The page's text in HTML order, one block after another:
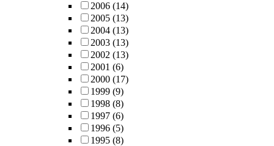
2006 (14)
2005 (13)
2004 (13)
2003 (13)
2002 (13)
2001 (6)
2000 (17)
1999 (9)
1998 (8)
1997 (6)
1996 (5)
1995 (8)